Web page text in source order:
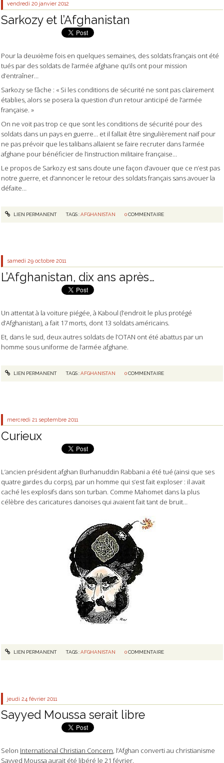
vendredi 20 janvier 2012
Sarkozy et l’Afghanistan
Pour la deuxième fois en quelques semaines, des soldats français ont été
tués par des soldats de l’armée afghane qu’ils ont pour mission
d’entraîner…
Sarkozy se fâche : « Si les conditions de sécurité ne sont pas clairement
établies, alors se posera la question d'un retour anticipé de l'armée
française. »
On ne voit pas trop ce que sont les conditions de sécurité pour des
soldats dans un pays en guerre… et il fallait être singulièrement naïf pour
ne pas prévoir que les talibans allaient se faire recruter dans l’armée
afghane pour bénéficier de l’instruction militaire française…
Le propos de Sarkozy est sans doute une façon d’avouer que ce n’est pas
notre guerre, et d’annoncer le retour des soldats français sans avouer la
défaite…
LIEN PERMANENT TAGS :AFGHANISTAN 0COMMENTAIRE
samedi 29 octobre 2011
L’Afghanistan, dix ans après…
Un attentat à la voiture piégée, à Kaboul (l’endroit le plus protégé
d’Afghanistan), a fait 17 morts, dont 13 soldats américains.
Et, dans le sud, deux autres soldats de l’OTAN ont été abattus par un
homme sous uniforme de l’armée afghane.
LIEN PERMANENT TAGS :AFGHANISTAN 0COMMENTAIRE
mercredi 21 septembre 2011
Curieux
L’ancien président afghan Burhanuddin Rabbani a été tué (ainsi que ses
quatre gardes du corps), par un homme qui s’est fait exploser : il avait
caché les explosifs dans son turban. Comme Mahomet dans la plus
célèbre des caricatures danoises qui avaient fait tant de bruit…
LIEN PERMANENT TAGS :AFGHANISTAN 0COMMENTAIRE
jeudi 24 février 2011
Sayyed Moussa serait libre
Selon International Christian Concern, l’Afghan converti au christianisme
Sayyed Moussa aurait été libéré le 21 février.